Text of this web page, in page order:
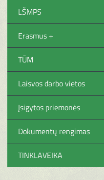
LŠMPS
Erasmus +
TŪM
Laisvos darbo vietos
Įsigytos priemonės
Dokumentų rengimas
TINKLAVEIKA